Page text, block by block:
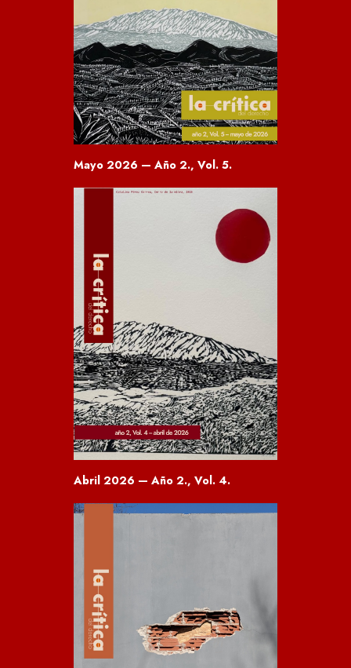
Mayo 2026 — Año 2., Vol. 5.
Abril 2026 — Año 2., Vol. 4.